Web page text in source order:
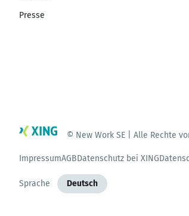
Presse
© New Work SE | Alle Rechte
ImpressumAGBDatenschutz bei XING
Sprache Deutsch